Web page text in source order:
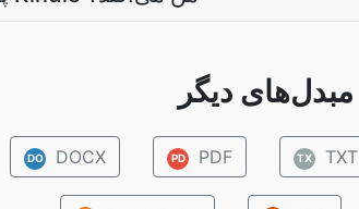
مبدل‌های دیگر
DO DOCX PD PDF TX TXT